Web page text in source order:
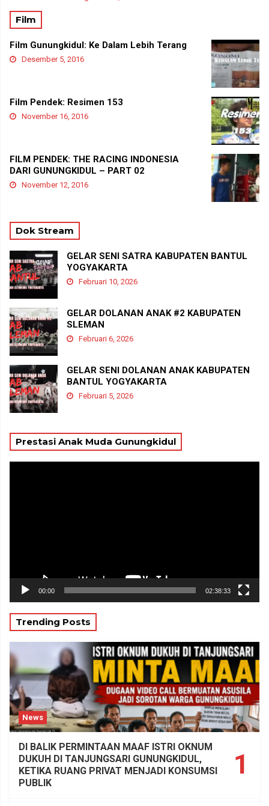
Film
Film Gunungkidul: Ke Dalam Lebih Terang
Desember 5, 2016
Film Pendek: Resimen 153
November 16, 2016
FILM PENDEK: THE RACING INDONESIA
DARI GUNUNGKIDUL – PART 02
November 12, 2016
Dok Stream
GELAR SENI SATRA KABUPATEN BANTUL
YOGYAKARTA
Februari 10, 2026
GELAR DOLANAN ANAK #2 KABUPATEN
SLEMAN
Februari 6, 2026
GELAR SENI DOLANAN ANAK KABUPATEN
BANTUL YOGYAKARTA
Februari 5, 2026
Prestasi Anak Muda Gunungkidul
00:00 02:38:33
Trending Posts
News
1
DI BALIK PERMINTAAN MAAF ISTRI OKNUM
DUKUH DI TANJUNGSARI GUNUNGKIDUL,
KETIKA RUANG PRIVAT MENJADI KONSUMSI
PUBLIK